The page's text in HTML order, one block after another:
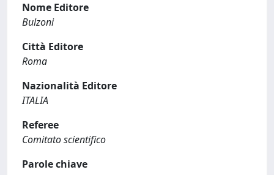
Nome Editore
Bulzoni
Città Editore
Roma
Nazionalità Editore
ITALIA
Referee
Comitato scientifico
Parole chiave